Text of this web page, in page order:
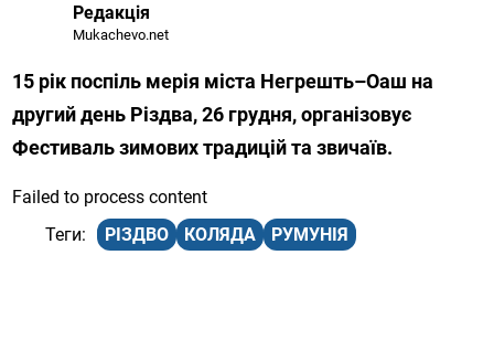
Редакція
Mukachevo.net
15 рік поспіль мерія міста Негрешть–Оаш на
другий день Різдва, 26 грудня, організовує
Фестиваль зимових традицій та звичаїв.
Failed to process content
РІЗДВО
КОЛЯДА РУМУНІЯ